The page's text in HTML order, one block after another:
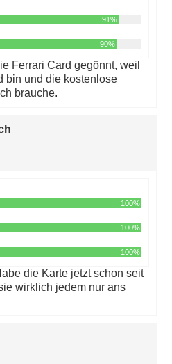
91%
90%
Ferrari Card gegönnt, weil
bin und die kostenlose
brauche.
100%
100%
100%
die Karte jetzt schon seit
wirklich jedem nur ans